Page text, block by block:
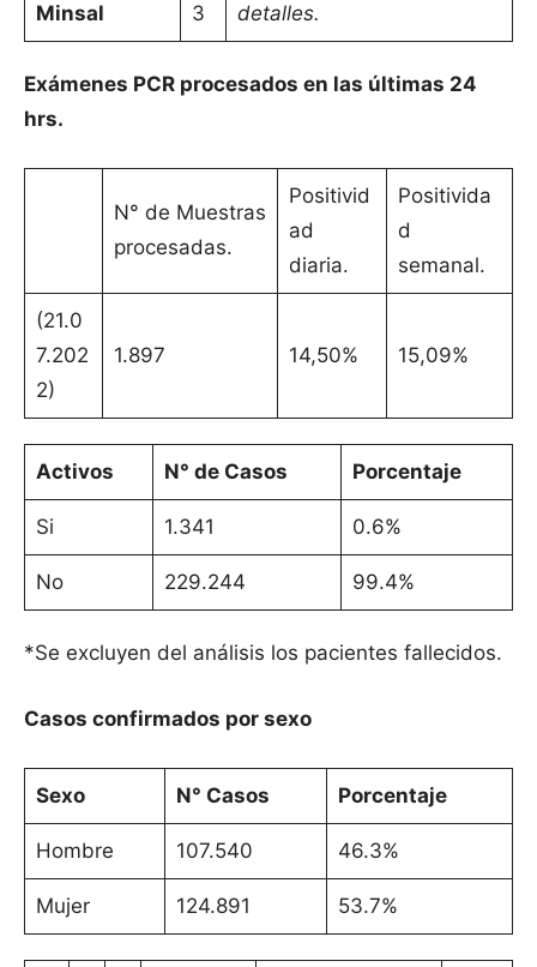
Minsal
3
detalles.
Exámenes PCR procesados en las últimas 24
hrs.
N° de Muestras
procesadas.
Positivid
ad
diaria.
Positivida
d
semanal.
(21.0
7.202
2)
1.897 14,50% 15,09%
Activos N° de Casos Porcentaje
Si 1.341 0.6%
No 229.244 99.4%
*Se excluyen del análisis los pacientes fallecidos.
Casos confirmados por sexo
Sexo N° Casos Porcentaje
Hombre 107.540 46.3%
Mujer 124.891 53.7%